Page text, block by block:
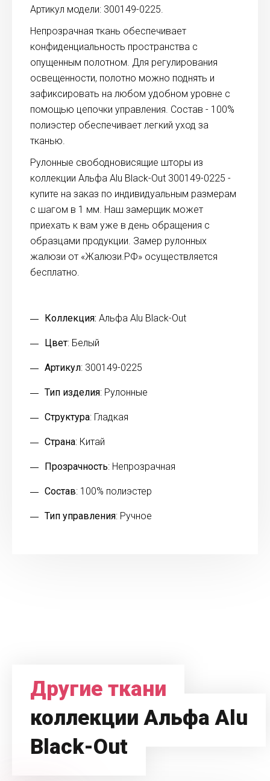
Артикул модели: 300149-0225.
Непрозрачная ткань обеспечивает
конфиденциальность пространства с
опущенным полотном. Для регулирования
освещенности, полотно можно поднять и
зафиксировать на любом удобном уровне с
помощью цепочки управления. Состав - 100%
полиэстер обеспечивает легкий уход за
тканью.
Рулонные свободновисящие шторы из
коллекции Альфа Alu Black-Out 300149-0225 -
купите на заказ по индивидуальным размерам
с шагом в 1 мм. Наш замерщик может
приехать к вам уже в день обращения с
образцами продукции. Замер рулонных
жалюзи от «Жалюзи.РФ» осуществляется
бесплатно.
Коллекция: Альфа Alu Black-Out
Цвет: Белый
Артикул: 300149-0225
Тип изделия: Рулонные
Структура: Гладкая
Страна: Китай
Прозрачность: Непрозрачная
Состав: 100% полиэстер
Тип управления: Ручное
Другие ткани
коллекции Альфа Alu
Black-Out